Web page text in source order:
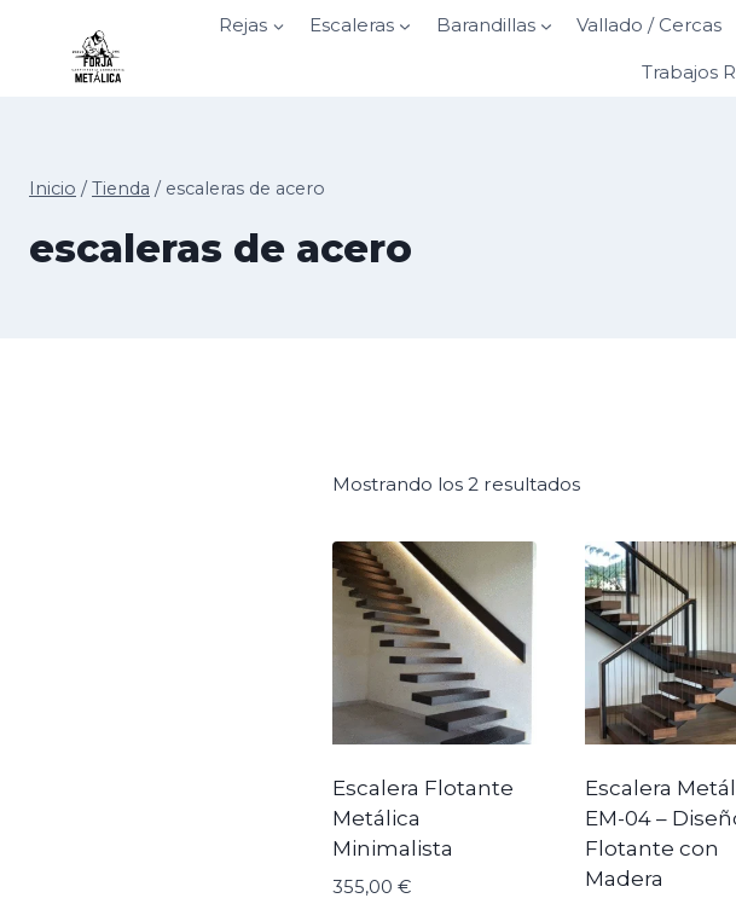
contenido
Rejas Escaleras Barandillas Vallado / Cercas
Trabajos
Inicio / Tienda / escaleras de acero
escaleras de acero
Mostrando los 2 resultadosOrdenado
precio:
bajo
a
alto
Escalera Flotante
Metálica
Minimalista
355,00 €
Escalera
EM-04 –
Flotante con
Madera